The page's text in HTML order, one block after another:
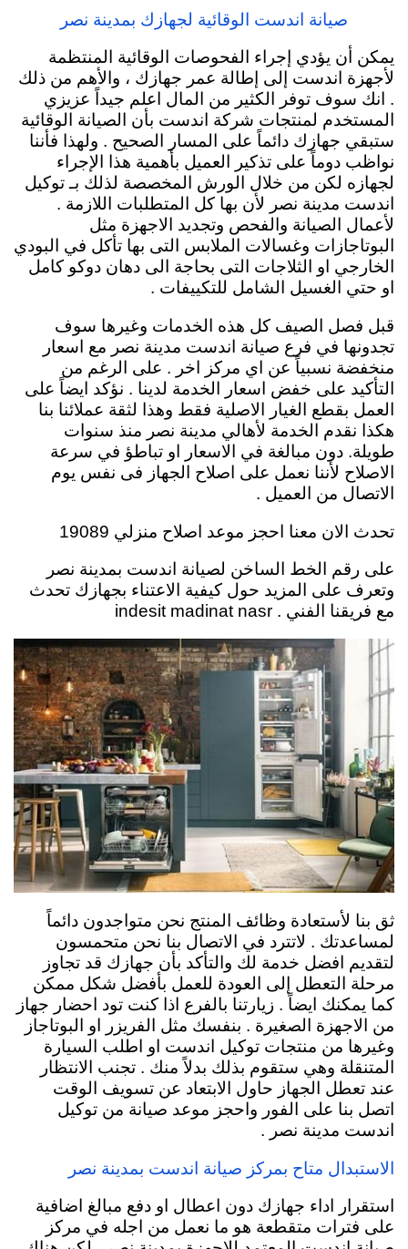
صيانة اندست الوقائية لجهازك بمدينة نصر
يمكن أن يؤدي إجراء الفحوصات الوقائية المنتظمة
لأجهزة اندست إلى إطالة عمر جهازك ، والأهم من ذلك
. انك سوف توفر الكثير من المال اعلم جيداً عزيزي
المستخدم لمنتجات شركة اندست بأن الصيانة الوقائية
ستبقي جهازك دائماً على المسار الصحيح . ولهذا فأننا
نواظب دوماً على تذكير العميل بأهمية هذا الإجراء
لجهازه لكن من خلال الورش المخصصة لذلك بـ توكيل
اندست مدينة نصر لأن بها كل المتطلبات اللازمة .
لأعمال الصيانة والفحص وتجديد الاجهزة مثل
البوتاجازات وغسالات الملابس التى بها تأكل في البودي
الخارجي او الثلاجات التى بحاجة الى دهان دوكو كامل
او حتي الغسيل الشامل للتكييفات .
قبل فصل الصيف كل هذه الخدمات وغيرها سوف
تجدونها في فرع صيانة اندست مدينة نصر مع اسعار
منخفضة نسبياً عن اي مركز اخر . على الرغم من
التأكيد على خفض اسعار الخدمة لدينا . نؤكد ايضاً على
العمل بقطع الغيار الاصلية فقط وهذا لثقة عملائنا بنا
هكذا نقدم الخدمة لأهالي مدينة نصر منذ سنوات
طويلة. دون مبالغة في الاسعار او تباطؤ في سرعة
الاصلاح لأننا نعمل على اصلاح الجهاز فى نفس يوم
الاتصال من العميل .
تحدث الان معنا احجز موعد اصلاح منزلي 19089
على رقم الخط الساخن لصيانة اندست بمدينة نصر
وتعرف على المزيد حول كيفية الاعتناء بجهازك تحدث
مع فريقنا الفني . indesit madinat nasr
ثق بنا لأستعادة وظائف المنتج نحن متواجدون دائماً
لمساعدتك . لاتترد في الاتصال بنا نحن متحمسون
لتقديم افضل خدمة لك والتأكد بأن جهازك قد تجاوز
مرحلة التعطل إلى العودة للعمل بأفضل شكل ممكن
كما يمكنك ايضاً . زيارتنا بالفرع اذا كنت تود احضار جهاز
من الاجهزة الصغيرة . بنفسك مثل الفريزر او البوتاجاز
وغيرها من منتجات توكيل اندست او اطلب السيارة
المتنقلة وهي ستقوم بذلك بدلاً منك . تجنب الانتظار
عند تعطل الجهاز حاول الابتعاد عن تسويف الوقت
اتصل بنا على الفور واحجز موعد صيانة من توكيل
اندست مدينة نصر .
الاستبدال متاح بمركز صيانة اندست بمدينة نصر
استقرار اداء جهازك دون اعطال او دفع مبالغ اضافية
على فترات متقطعة هو ما نعمل من اجله في مركز